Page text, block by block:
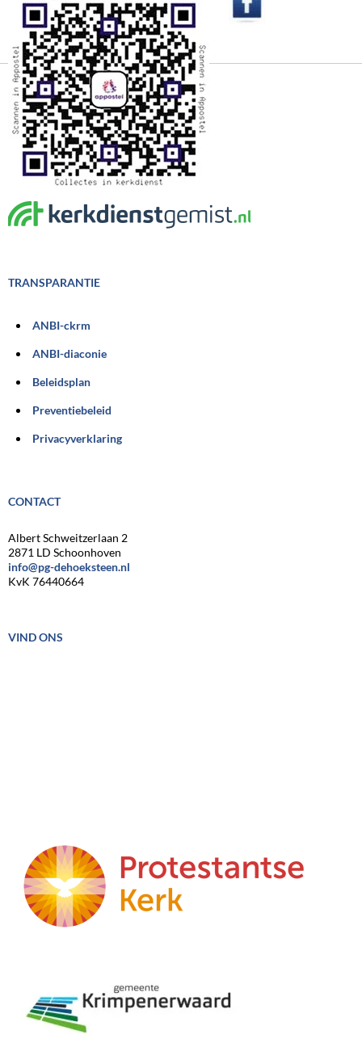
TRANSPARANTIE
ANBI-ckrm
ANBI-diaconie
Beleidsplan
Preventiebeleid
Privacyverklaring
CONTACT
Albert Schweitzerlaan 2
2871 LD Schoonhoven
info@pg-dehoeksteen.nl
KvK 76440664
VIND ONS